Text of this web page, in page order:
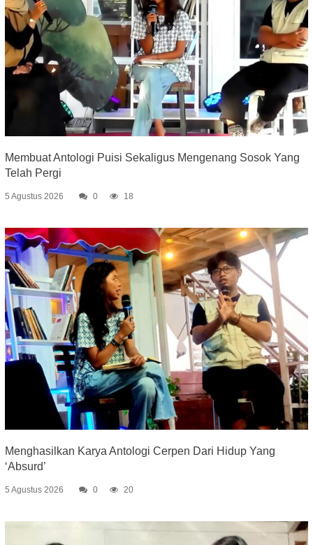
Membuat Antologi Puisi Sekaligus Mengenang Sosok Yang
Telah Pergi
5 Agustus 2026 0 18
Menghasilkan Karya Antologi Cerpen Dari Hidup Yang
‘Absurd’
5 Agustus 2026 0 20